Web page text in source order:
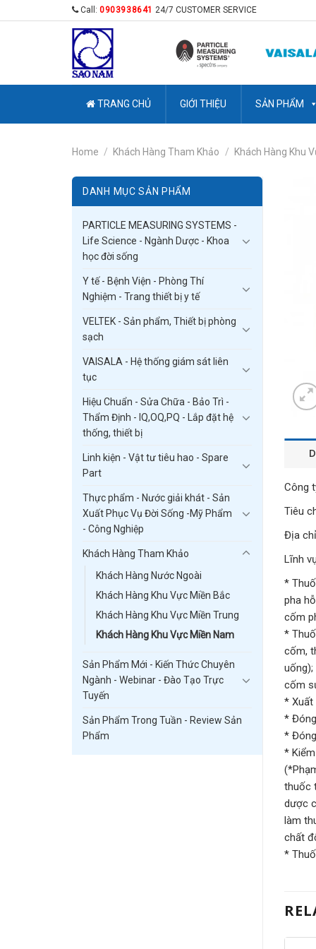
Call: 0903938641 24/7 CUSTOMER SERVICE
TRANG CHỦ GIỚI THIỆU SẢN PHẨM
Home / Khách Hàng Tham Khảo / Khách Hàng Khu
DANH MỤC SẢN PHẨM
PARTICLE MEASURING SYSTEMS -
Life Science - Ngành Dược - Khoa
học đời sống
Y tế - Bệnh Viện - Phòng Thí
Nghiệm - Trang thiết bị y tế
VELTEK - Sản phẩm, Thiết bị phòng
sạch
VAISALA - Hệ thống giám sát liên
tục
Hiệu Chuẩn - Sửa Chữa - Bảo Trì -
Thẩm Định - IQ,OQ,PQ - Lắp đặt hệ
thống, thiết bị
Linh kiện - Vật tư tiêu hao - Spare
Part
Thực phẩm - Nước giải khát - Sản
Xuất Phục Vụ Đời Sống -Mỹ Phẩm
- Công Nghiệp
Khách Hàng Tham Khảo
Khách Hàng Nước Ngoài
Khách Hàng Khu Vực Miền Bắc
Khách Hàng Khu Vực Miền Trung
Khách Hàng Khu Vực Miền Nam
Sản Phẩm Mới - Kiến Thức Chuyên
Ngành - Webinar - Đào Tạo Trực
Tuyến
Sản Phẩm Trong Tuần - Review Sản
Phẩm
Công
Tiêu
Địa
Lĩnh
*
pha
cốm
*
cốm,
cốm
* Xuất
*
*
*
thuốc
dược
làm
chất
*